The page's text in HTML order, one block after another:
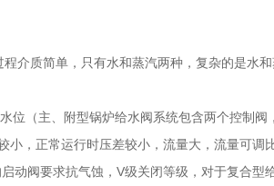
介质简单，只有水和蒸汽两种，复杂的是水
（主、附型锅炉给水阀系统包含两个控制阀
，正常运行时压差较小，流量大，流量可调
阀要求抗气蚀，V级关闭等级，对于复合